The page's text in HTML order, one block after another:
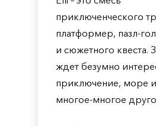
приключенческого
платформер, пазл-
и сюжетного квеста.
ждет безумно
приключение, море
многое-многое